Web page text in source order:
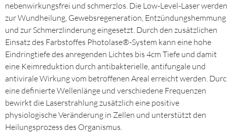
nebenwirkungsfrei und schmerzlos. Die Low-Level-Laser werden
zur Wundheilung, Gewebsregeneration, Entzündungshemmung
und zur Schmerzlinderung eingesetzt. Durch den zusätzlichen
Einsatz des Farbstoffes Photolase®-System kann eine hohe
Eindringtiefe des anregenden Lichtes bis 4cm Tiefe und damit
eine Keimreduktion durch antibakterielle, antifungale und
antivirale Wirkung vom betroffenen Areal erreicht werden.
eine definierte Wellenlänge und verschiedene Frequenzen
bewirkt die Laserstrahlung zusätzlich eine positive
physiologische Veränderung in Zellen und unterstützt den
Heilungsprozess des Organismus.